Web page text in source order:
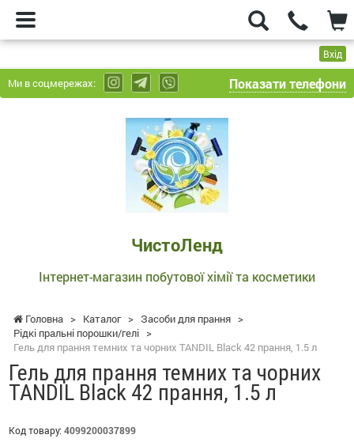
Вхід
Ми в соцмережах: Показати телефони
ЧистоЛенд
Інтернет-магазин побутової хімії та косметики
Головна > Каталог > Засоби для прання >
Рідкі пральні порошки/гелі >
Гель для прання темних та чорних TANDIL Black 42 прання, 1.5 л
Гель для прання темних та чорних
TANDIL Black 42 прання, 1.5 л
Код товару: 4099200037899